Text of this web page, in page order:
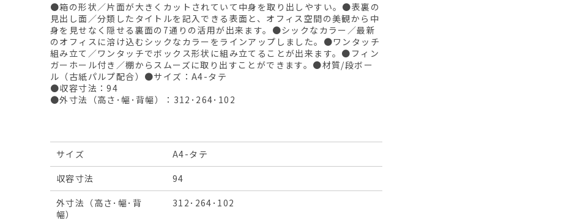
●箱の形状／片面が大きくカットされていて中身を取り出しやすい。●表裏の
見出し面／分類したタイトルを記入できる表面と、オフィス空間の美観から中
身を見せなく隠せる裏面の7通りの活用が出来ます。●シックなカラー／最新
のオフィスに溶け込むシックなカラーをラインアップしました。●ワンタッチ
組み立て／ワンタッチでボックス形状に組み立てることが出来ます。●フィン
ガーホール付き／棚からスムーズに取り出すことができます。●材質/段ボー
ル（古紙パルプ配合）●サイズ：A4-タテ
●収容寸法：94
●外寸法（高さ･幅･背幅）：312･264･102
サイズ
A4-タテ
収容寸法
94
外寸法（高さ･幅･背
幅）
312･264･102